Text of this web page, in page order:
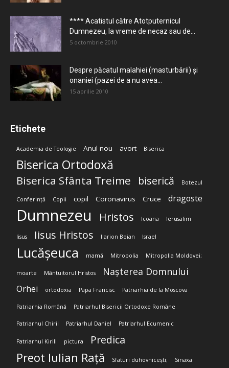
**** Acatistul către Atotputernicul
Dumnezeu, la vreme de necaz sau de...
5 octombrie 2010
Despre păcatul malahiei (masturbării) şi
onaniei (pazei de a nu avea...
15 aprilie 2010
Etichete
Academia de Teologie Anul nou avort Biserica
Biserica Ortodoxă
Biserica Sfânta Treime biserică Botezul
Conferință Copii copil Coronavirus Cruce dragoste
Dumnezeu Hristos Icoana Ierusalim
Iisus Iisus Hristos Ilarion Boian Israel
Lucășeuca mamă Mitropolia Mitropolia Moldovei;
moarte Mântuitorul Hristos Nașterea Domnului
Orhei ortodoxia Papa Francisc Patriarhia de la Moscova
Patriarhia Română Patriarhul Bisericii Ortodoxe Române
Patriarhul Chiril Patriarhul Daniel Patriarhul Ecumenic
Patriarhul Kirill pictura Predica
Preot Iulian Rață Sfaturi duhovnicești; Sinaxa